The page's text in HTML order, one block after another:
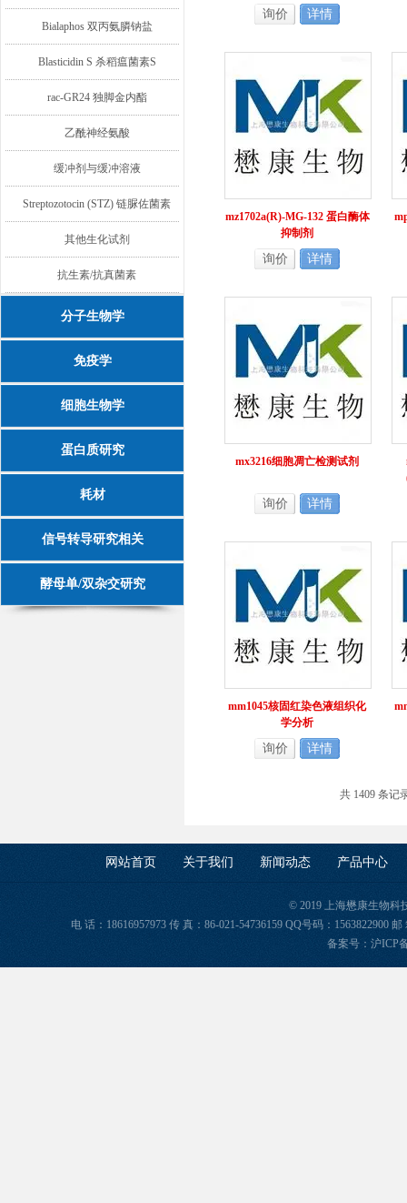
Bialaphos 双丙氨膦钠盐
Blasticidin S 杀稻瘟菌素S
rac-GR24 独脚金内酯
乙酰神经氨酸
缓冲剂与缓冲溶液
Streptozotocin (STZ) 链脲佐菌素
其他生化试剂
抗生素/抗真菌素
分子生物学
免疫学
细胞生物学
蛋白质研究
耗材
信号转导研究相关
酵母单/双杂交研究
询价 详情
mz1702a(R)-MG-132 蛋白酶体
抑制剂
询价 详情
mx3216细胞凋亡检测试剂
询价 详情
mm1045核固红染色液组织化
学分析
询价 详情
共 1409 条记
网站首页 关于我们 新闻动态 产品中心
© 2019 上海懋康生物科
电 话：18616957973 传 真：86-021-54736159 QQ号码：1563822900
备案号： 沪ICP